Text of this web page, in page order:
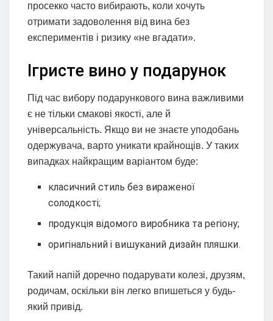
просекко часто вибирають, коли хочуть
отримати задоволення від вина без
експериментів і ризику «не вгадати».
Ігристе вино у подарунок
Під час вибору подарункового вина важливими
є не тільки смакові якості, але й
універсальність. Якщо ви не знаєте уподобань
одержувача, варто уникати крайнощів. У таких
випадках найкращим варіантом буде:
класичний стиль без вираженої
солодкості;
продукція відомого виробника та регіону;
оригінальний і вишуканий дизайн пляшки.
Такий напій доречно подарувати колезі, друзям,
родичам, оскільки він легко впишеться у будь-
який привід.